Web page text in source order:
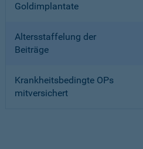
Goldimplantate
Altersstaffelung der
Beiträge
Krankheitsbedingte OPs
mitversichert